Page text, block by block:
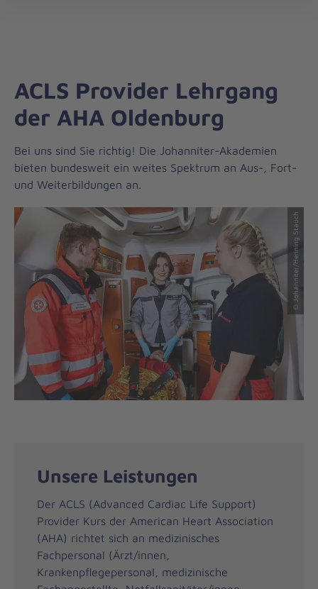
zum
ACLS Provider Lehrgang
der AHA Oldenburg
Bei uns sind Sie richtig! Die Johanniter-Akademien
bieten bundesweit ein weites Spektrum an Aus-, Fort-
und Weiterbildungen an.
© Johanniter/Henning Stauch
Unsere Leistungen
Der ACLS (Advanced Cardiac Life Support)
Provider Kurs der American Heart Association
(AHA) richtet sich an medizinisches
Fachpersonal (Ärzt/innen,
Krankenpflegepersonal, medizinische